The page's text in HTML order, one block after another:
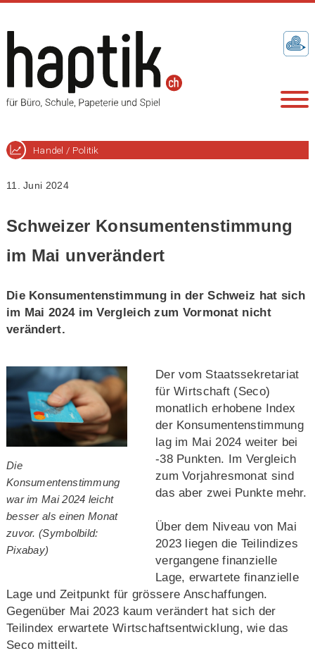
Handel / Politik
11. Juni 2024
Schweizer Konsumentenstimmung
im Mai unverändert
Die Konsumentenstimmung in der Schweiz hat sich
im Mai 2024 im Vergleich zum Vormonat nicht
verändert.
Die
Konsumentenstimmung
war im Mai 2024 leicht
besser als einen Monat
zuvor. (Symbolbild:
Pixabay)
Der vom Staatssekretariat
für Wirtschaft (Seco)
monatlich erhobene Index
der Konsumentenstimmung
lag im Mai 2024 weiter bei
-38 Punkten. Im Vergleich
zum Vorjahresmonat sind
das aber zwei Punkte mehr.
Über dem Niveau von Mai
2023 liegen die Teilindizes
vergangene finanzielle
Lage, erwartete finanzielle
Lage und Zeitpunkt für grössere Anschaffungen.
Gegenüber Mai 2023 kaum verändert hat sich der
Teilindex erwartete Wirtschaftsentwicklung, wie das
Seco mitteilt.